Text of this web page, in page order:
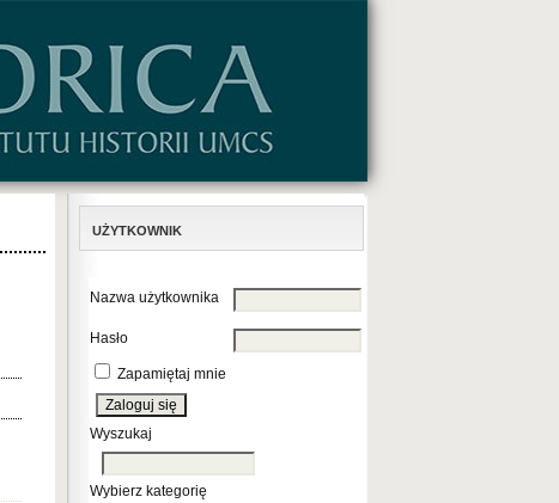
UŻYTKOWNIK
Nazwa użytkownika
Hasło
Zapamiętaj mnie
Wyszukaj
Wybierz kategorię